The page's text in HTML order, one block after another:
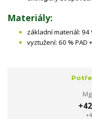
Materiály:
základní materiál: 94
vyztužení: 60 % PAD